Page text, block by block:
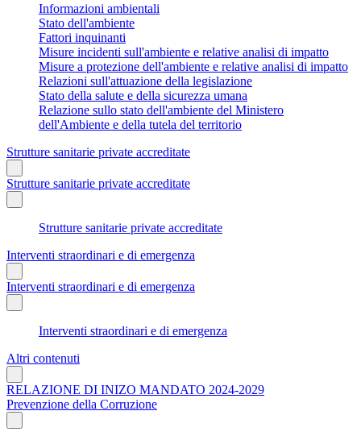
Informazioni ambientali
Stato dell'ambiente
Fattori inquinanti
Misure incidenti sull'ambiente e relative analisi di impatto
Misure a protezione dell'ambiente e relative analisi di impatto
Relazioni sull'attuazione della legislazione
Stato della salute e della sicurezza umana
Relazione sullo stato dell'ambiente del Ministero
dell'Ambiente e della tutela del territorio
Strutture sanitarie private accreditate
Strutture sanitarie private accreditate
Strutture sanitarie private accreditate
Interventi straordinari e di emergenza
Interventi straordinari e di emergenza
Interventi straordinari e di emergenza
Altri contenuti
RELAZIONE DI INIZO MANDATO 2024-2029
Prevenzione della Corruzione